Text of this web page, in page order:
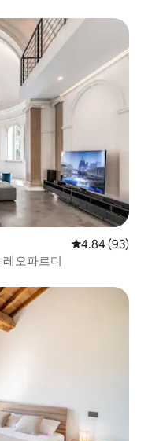
평점 4.84점(5
4.84 (93)
오파르디